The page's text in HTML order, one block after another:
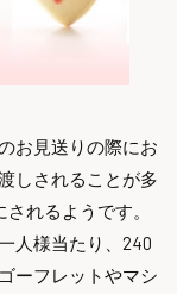
お見送りの際にお
しされることが多
れるようです。
人様当たり、240
ーフレットやマシ